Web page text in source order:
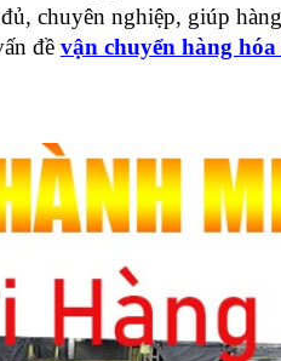
chuyên nghiệp, giúp
đề vận chuyển hàng